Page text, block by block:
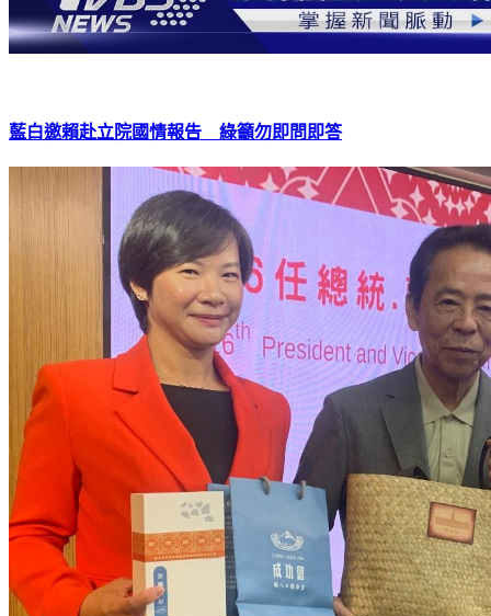
藍白邀賴赴立院國情報告 綠籲勿即問即答